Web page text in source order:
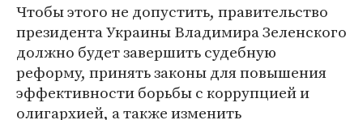
Чтобы этого не допустить, правительство
президента Украины Владимира Зеленского
должно будет завершить судебную
реформу, принять законы для повышения
эффективности борьбы с коррупцией и
олигархией, а также изменить